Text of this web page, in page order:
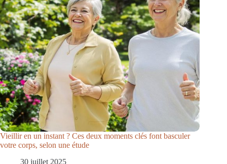
Vieillir en un instant ? Ces deux moments clés font basculer
votre corps, selon une étude
30 juillet 2025